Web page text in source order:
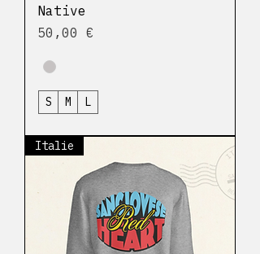
Native
Prix
50,00 €
S M L
Italie